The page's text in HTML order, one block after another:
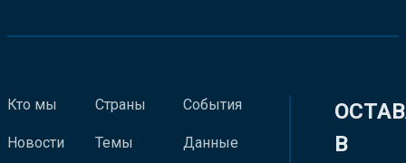
Кто мы
Новости
Страны
Темы
События
Данные
В